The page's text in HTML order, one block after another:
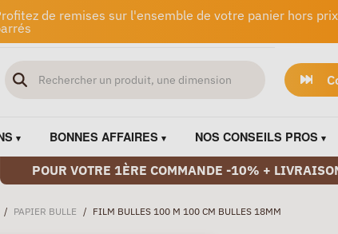
de remises sur l'ensemble de votre panier hors prix
BONNES AFFAIRES NOS CONSEILS PROS
POUR VOTRE 1ÈRE COMMANDE -10% +
/ PAPIER BULLE / FILM BULLES 100 M 100 CM BULLES 18MM